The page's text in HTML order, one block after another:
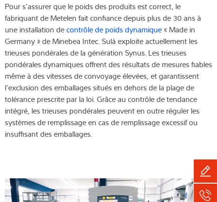
Pour s’assurer que le poids des produits est correct, le
fabriquant de Metelen fait confiance depuis plus de 30 ans à
une installation decontrôle de poids dynamique « Made in
Germany » de Minebea Intec. Sulá exploite actuellement les
trieuses pondérales de la génération Synus. Les trieuses
pondérales dynamiques offrent des résultats de mesures fiables
même à des vitesses de convoyage élevées, et garantissent
l’exclusion des emballages situés en dehors de la plage de
tolérance prescrite par la loi. Grâce au contrôle de tendance
intégré, les trieuses pondérales peuvent en outre réguler les
systèmes de remplissage en cas de remplissage excessif ou
insuffisant des emballages.